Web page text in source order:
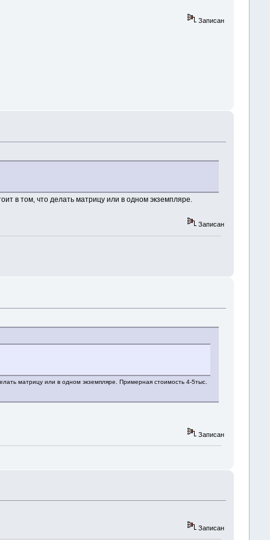
Записан
в том, что делать матрицу или в одном экземпляре.
Записан
матрицу или в одном экземпляре. Примерная стоимость 4-5тыс.
Записан
Записан